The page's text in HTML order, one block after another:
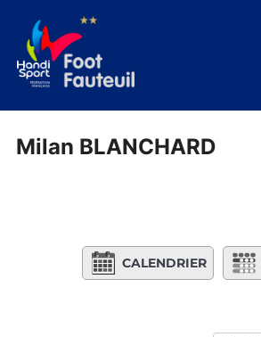
contenu
Milan BLANCHARD
CALENDRIER